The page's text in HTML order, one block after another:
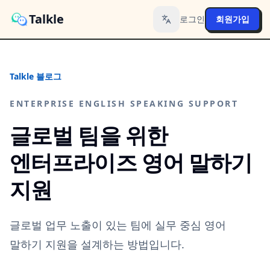
Talkle Toggle language
로그인 회원가입
Talkle 블로그
ENTERPRISE ENGLISH SPEAKING SUPPORT
글로벌 팀을 위한
엔터프라이즈 영어 말하기
지원
글로벌 업무 노출이 있는 팀에 실무 중심 영어
말하기 지원을 설계하는 방법입니다.